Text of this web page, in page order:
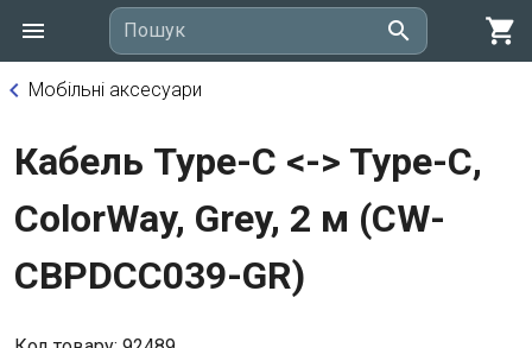
Пошук search shopping_cart
keyboard_arrow_left Мобільні аксесуари
Кабель Type-C <-> Type-C,
ColorWay, Grey, 2 м (CW-
CBPDCC039-GR)